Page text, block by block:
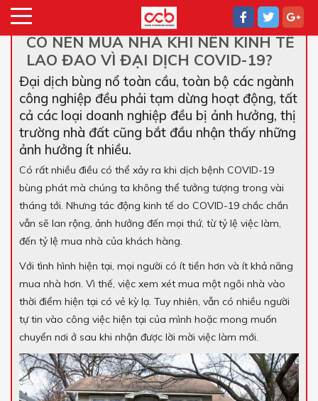
CÓ NÊN MUA NHÀ KHI NỀN KINH TẾ
LAO ĐAO VÌ ĐẠI DỊCH COVID-19?
Đại dịch bùng nổ toàn cầu, toàn bộ các ngành
công nghiệp đều phải tạm dừng hoạt động, tất
cả các loại doanh nghiệp đều bị ảnh hưởng, thị
trường nhà đất cũng bắt đầu nhận thấy những
ảnh hưởng ít nhiều.
Có rất nhiều điều có thể xảy ra khi dịch bệnh COVID-19
bùng phát mà chúng ta không thể tưởng tượng trong vài
tháng tới. Nhưng tác động kinh tế do COVID-19 chắc chắn
vẫn sẽ lan rộng, ảnh hưởng đến mọi thứ, từ tỷ lệ việc làm,
đến tỷ lệ mua nhà của khách hàng.
Với tình hình hiện tại, mọi người có ít tiền hơn và ít khả năng
mua nhà hơn. Vì thế, việc xem xét mua một ngôi nhà vào
thời điểm hiện tại có vẻ kỳ lạ. Tuy nhiên, vẫn có nhiều người
tự tin vào công việc hiện tại của mình hoặc mong muốn
chuyển nơi ở sau khi nhận được lời mời việc làm mới.